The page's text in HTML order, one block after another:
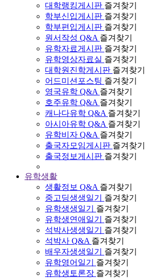
대학랭킹게시판 즐겨찾기
학부신입게시판 즐겨찾기
학부편입게시판 즐겨찾기
원서작성 Q&A 즐겨찾기
유학자료게시판 즐겨찾기
유학영상자료실 즐겨찾기
대학원진학게시판 즐겨찾기
어드미션포스팅 즐겨찾기
영국유학 Q&A 즐겨찾기
호주유학 Q&A 즐겨찾기
캐나다유학 Q&A 즐겨찾기
아시아유학 Q&A 즐겨찾기
유학비자 Q&A 즐겨찾기
출국자모임게시판 즐겨찾기
출국정보게시판 즐겨찾기
유학생활
생활정보 Q&A 즐겨찾기
중고딩생생일기
즐겨찾기
유학생생일기
즐겨찾기
유학생연애일기
즐겨찾기
석박사생생일기
즐겨찾기
석박사 Q&A 즐겨찾기
배우자생생일기
즐겨찾기
유학영어일기
즐겨찾기
유학생토론장 즐겨찾기